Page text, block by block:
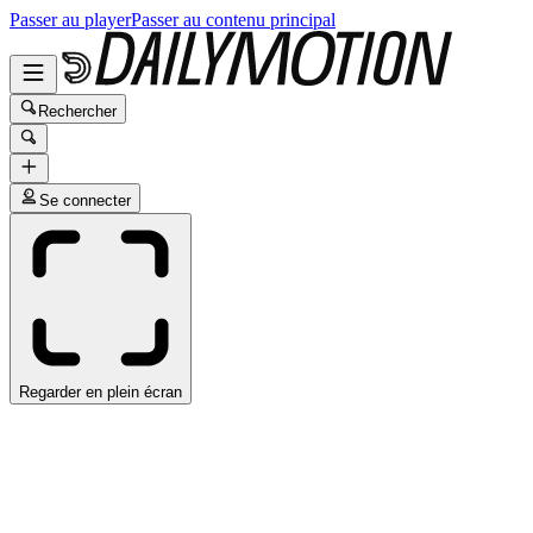
Passer au playerPasser au contenu principal
Rechercher
Se connecter
Regarder en plein écran